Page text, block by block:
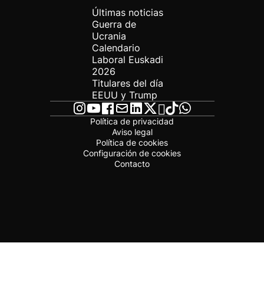
Últimas noticias
Guerra de
Ucrania
Calendario
Laboral Euskadi
2026
Titulares del día
EEUU y Trump
Política de privacidad
Aviso legal
Política de cookies
Configuración de cookies
Contacto